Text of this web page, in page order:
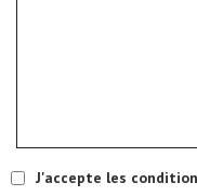
J'accepte les